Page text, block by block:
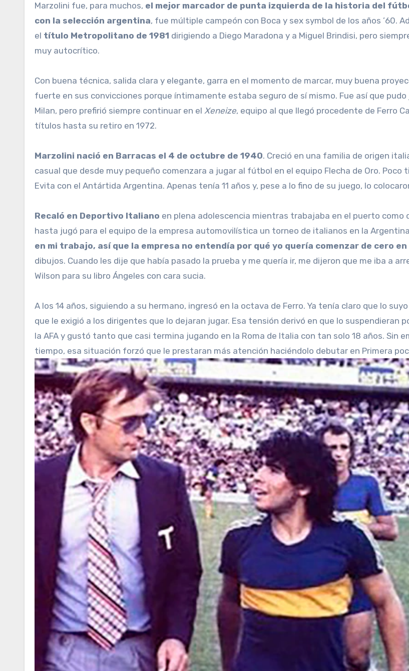
Marzolini fue, para muchos, el mejor marcador de punta izquierda de la historia del
con la selección argentina, fue múltiple campeón con Boca y sex symbol de los años ’60.
el título Metropolitano de 1981 dirigiendo a Diego Maradona y a Miguel Brindisi, pero
muy autocrítico.
Con buena técnica, salida clara y elegante, garra en el momento de marcar, muy buena
fuerte en sus convicciones porque íntimamente estaba seguro de sí mismo. Fue así que
Milan, pero prefirió siempre continuar en el Xeneize, equipo al que llegó procedente de Ferro
títulos hasta su retiro en 1972.
Marzolini nació en Barracas el 4 de octubre de 1940. Creció en una familia de origen
casual que desde muy pequeño comenzara a jugar al fútbol en el equipo Flecha de Oro.
Evita con el Antártida Argentina. Apenas tenía 11 años y, pese a lo fino de su juego, lo
Recaló en Deportivo Italiano en plena adolescencia mientras trabajaba en el puerto
hasta jugó para el equipo de la empresa automovilística un torneo de italianos en la
en mi trabajo, así que la empresa no entendía por qué yo quería comenzar de cero
dibujos. Cuando les dije que había pasado la prueba y me quería ir, me dijeron que me iba a
Wilson para su libro Ángeles con cara sucia.
A los 14 años, siguiendo a su hermano, ingresó en la octava de Ferro. Ya tenía claro que lo
que le exigió a los dirigentes que lo dejaran jugar. Esa tensión derivó en que lo suspendieran
la AFA y gustó tanto que casi termina jugando en la Roma de Italia con tan solo 18 años. Sin
tiempo, esa situación forzó que le prestaran más atención haciéndolo debutar en Primera